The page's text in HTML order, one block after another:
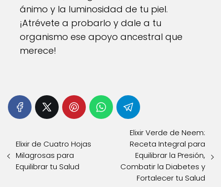
ánimo y la luminosidad de tu piel.
¡Atrévete a probarlo y dale a tu
organismo ese apoyo ancestral que
merece!
Elixir de Cuatro Hojas
Milagrosas para
Equilibrar tu Salud
Elixir Verde de Neem:
Receta Integral para
Equilibrar la Presión,
Combatir la Diabetes y
Fortalecer tu Salud